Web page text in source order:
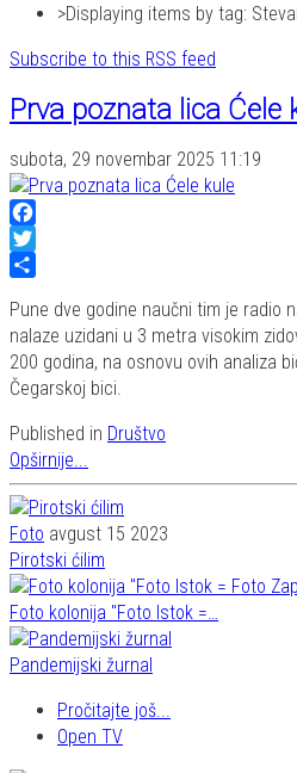
Displaying items by tag:
Subscribe to this RSS feed
Prva poznata lica Ćele
subota, 29 novembar 2025 11:19
Facebook
Twitter
Pune dve godine naučni tim je radio
nalaze uzidani u 3 metra visokim
200 godina, na osnovu ovih analiza
Čegarskoj bici.
Published in Društvo
Opširnije...
Foto avgust 15 2023
Pirotski ćilim
Foto kolonija "Foto Istok =…
Pandemijski žurnal
Pročitajte još...
Open TV